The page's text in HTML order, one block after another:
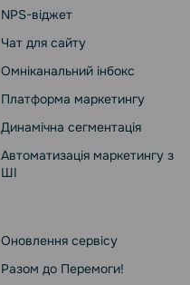
NPS-віджет
Чат для сайту
Омніканальний інбокс
Платформа маркетингу
Динамічна сегментація
Автоматизація маркетингу з
ШІ
Оновлення сервісу
Разом до Перемоги!